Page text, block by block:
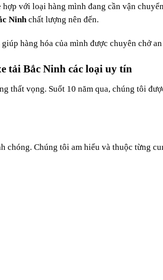
với loại hàng mình đang cần vận
Ninhchất lượng nên đến.
hàng hóa của mình được chuyên chở
tải Bắc Ninh các loại uy tín
thất vọng. Suốt 10 năm qua, chúng tôi
chóng. Chúng tôi am hiểu và thuộc từng